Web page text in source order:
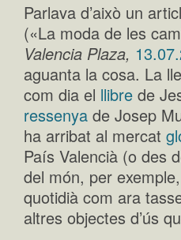
Parlava d’això un
(«La moda de les
Valencia Plaza,
aguanta la cosa. La
com dia el llibre de
ressenya de Josep
ha arribat al mercat
País Valencià (o des
del món, per
quotidià com ara
altres objectes d’ús